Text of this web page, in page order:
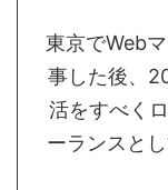
東京でWeb
事した後、
活をすべく
ーランスと